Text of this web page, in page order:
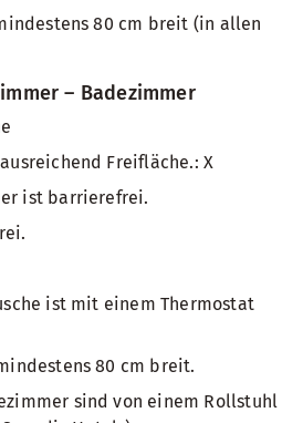
80 cm breit (in allen
– Badezimmer
Freifläche.: X
ist barrierefrei.
ist mit einem Thermostat
80 cm breit.
sind von einem Rollstuhl